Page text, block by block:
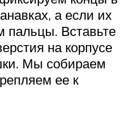
а если их
пальцы. Вставьте
на корпусе
Мы собираем
ее к